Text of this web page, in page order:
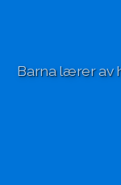
Barna lærer av